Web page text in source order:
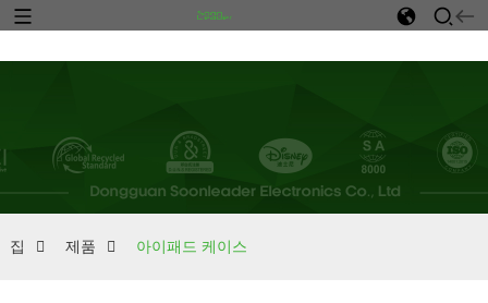
집 제품 아이패드 케이스